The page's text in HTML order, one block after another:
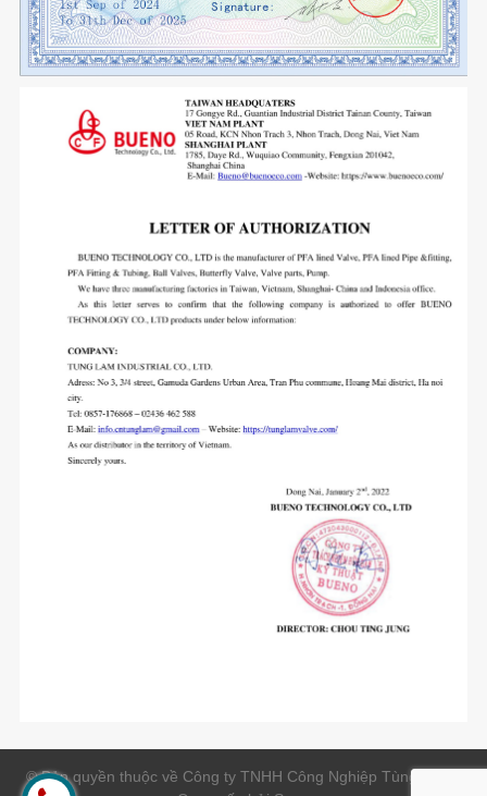
© Bản quyền thuộc về Công ty TNHH Công Nghiệp Tùng Lâm |